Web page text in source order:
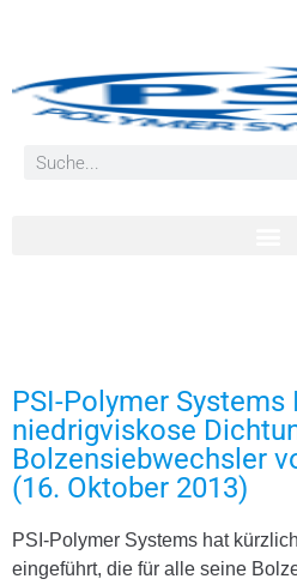
PSI-Polymer
niedrigviskose
Bolzensiebwechsler
(16. Oktober 2013)
PSI-Polymer Systems hat
eingeführt, die für alle seine